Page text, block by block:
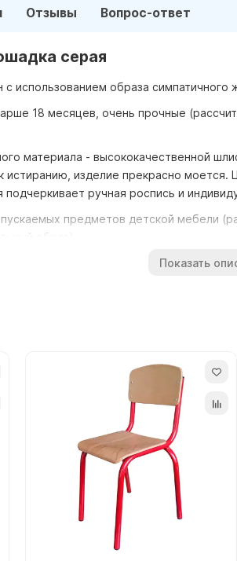
Отзывы Вопрос-ответ
серая
использованием образа симпатичного
18 месяцев, очень прочные
материала - высококачественной
истиранию, изделие прекрасно
ручная роспись и
предметов детской мебели
образ).
Показать